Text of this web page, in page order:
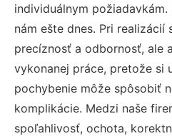
individuálnym
nám ešte dnes. Pri realizácií
precíznosť a odbornosť, ale
vykonanej práce, pretože si
pochybenie môže spôsobiť
komplikácie. Medzi naše
spoľahlivosť, ochota,